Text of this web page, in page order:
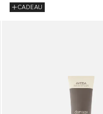
CADEAU